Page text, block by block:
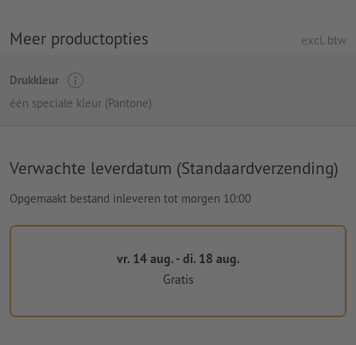
Meer productopties excl. btw
Drukkleur
één speciale kleur (Pantone)
Verwachte leverdatum (Standaardverzending)
Opgemaakt bestand inleveren tot morgen 10:00
vr. 14 aug. - di. 18 aug.
Gratis